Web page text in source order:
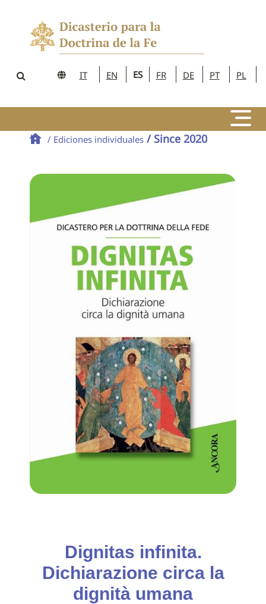
IT EN ES FR DE PT PL
/ Ediciones individuales / Since 2020
Dignitas infinita.
Dichiarazione circa la
dignità umana